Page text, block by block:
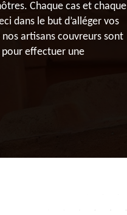
Chaque cas et chaque
dans le but d’alléger vos
nos artisans couvreurs sont
pour effectuer une